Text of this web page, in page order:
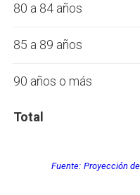
80 a 84 años
85 a 89 años
90 años o más
Total
Fuente: Proyección